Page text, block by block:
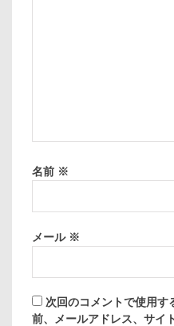
名前 ※
メール ※
次回のコメントで使用す
前、メールアドレス、サイ